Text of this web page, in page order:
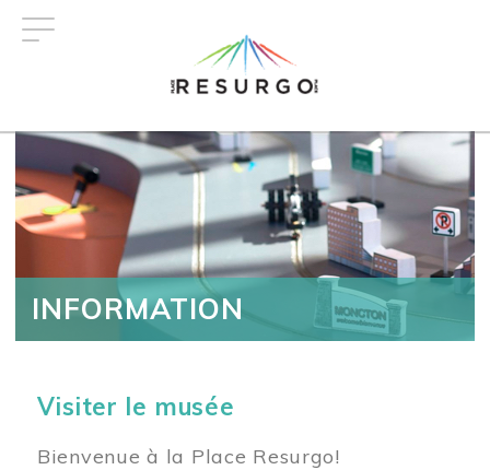
INFORMATION
Visiter le musée
Bienvenue à la Place Resurgo!